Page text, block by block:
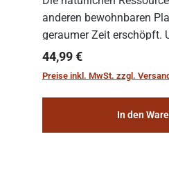
anderen bewohnbaren
geraumer Zeit erschöpft.
sichern, wurden die
„Weltenschiffe“ gebaut.
Regulärer Preis:
44,99 €
Preise inkl. MwSt. zzgl.
In den